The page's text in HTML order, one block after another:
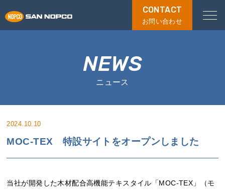
CONTACT
お問い合わせ
NEWS
ニュース
2024.10.10
MOC-TEX 特設サイトをオープンしました
当社が開発した木材配合高機能テキスタイル「MOC-TEX」（モ